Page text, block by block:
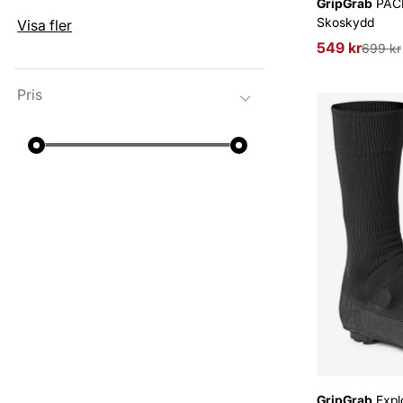
Visa fler
Pris
Skoskydd
549 kr
Ordinarie699 kr
GripGrab